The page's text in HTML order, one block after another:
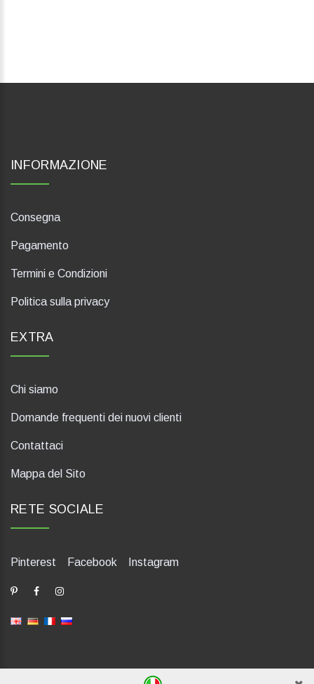
INFORMAZIONE
Consegna
Pagamento
Termini e Condizioni
Politica sulla privacy
EXTRA
Chi siamo
Domande frequenti dei nuovi clienti
Contattaci
Mappa del Sito
RETE SOCIALE
Pinterest Facebook Instagram